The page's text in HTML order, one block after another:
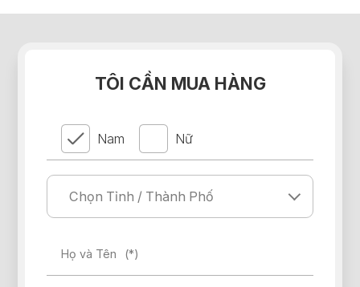
TÔI CẦN MUA HÀNG
Nam Nữ
Họ và Tên (*)